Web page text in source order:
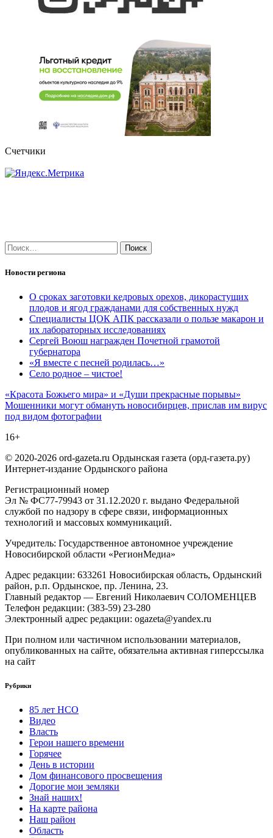
Счетчики
Найти:
Новости региона
О сроках заготовки кедровых орехов, дикорастущих
плодов и ягод гражданами для собственных нужд
Специалисты ЦОК АПК рассказали о пользе макарон и
их лабораторных исследованиях
Сергей Воюш награжден Почетной грамотой
губернатора
«Я вместе с песней родилась…»
Село родное – чистое!
Навигация
по
«Красота Божьего мира» и «Души прекрасные порывы»
Мошенники могут обмануть новосибирцев, прислав им вирус
под видом фотографии
16+
© 2020-2026 ord-gazeta.ru Ордынская газета (орд-газета.ру)
Интернет-издание Ордынского района
Регистрационный номер
Эл № ФС77-79943 от 31.12.2020 г. выдано Федеральной
службой по надзору в сфере связи, информационных
технологий и массовых коммуникаций.
Учредитель: Государственное автономное учреждение
Новосибирской области «РегионМедиа»
Адрес редакции: 633261 Новосибирская область, Ордынский
район, р.п. Ордынское, пр. Ленина, 23.
Главный редактор — Евгений Николаевич СОЛОМЕНЦЕВ
Телефон редакции: (383-59) 23-280
Электронный адрес редакции: ogazeta@yandex.ru
При полном или частичном использовании материалов,
опубликованных на сайте, обязательна активная гиперссылка
на сайт
Рубрики
85 лет НСО
Видео
Власть
Герои нашего времени
Горячее
День в истории
Дом финансового просвещения
Дорогие мои земляки
Знай наших!
На карте района
Наш район
Область